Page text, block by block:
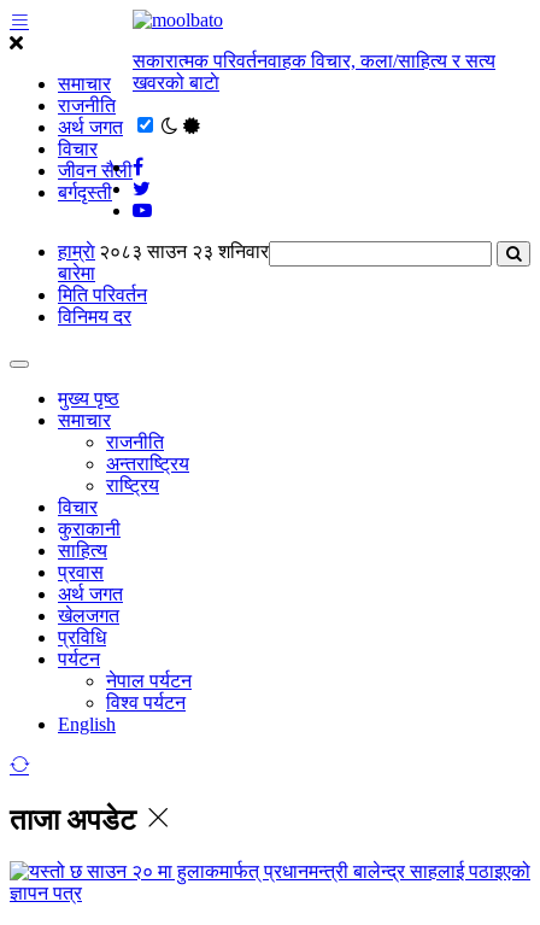
समाचार
राजनीति
अर्थ जगत
विचार
जीवन सैली
बर्गदृस्ती
सकारात्मक परिवर्तनवाहक विचार, कला/साहित्य र सत्य
खवरको बाटाे
२०८३ साउन २३ शनिवार
हाम्राे
बारेमा
मिति परिवर्तन
विनिमय दर
मुख्य पृष्ठ
समाचार
राजनीति
अन्तराष्ट्रिय
राष्ट्रिय
विचार
कुराकानी
साहित्य
प्रवास
अर्थ जगत
खेलजगत
प्रविधि
पर्यटन
नेपाल पर्यटन
विश्व पर्यटन
English
ताजा अपडेट